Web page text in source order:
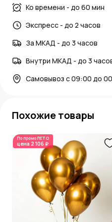
Ко времени - до 60 мин
Экспресс - до 2 часов
За МКАД - до 3 часов
Внутри МКАД - до 3
Самовывоз с 09:00 до
Похожие товары
По промоЛЕТО
цена 2 106 ₽